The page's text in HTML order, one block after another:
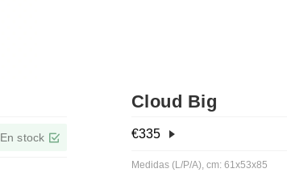
En stock
Cloud Big
€335
Medidas (L/P/A), cm: 61x53x85